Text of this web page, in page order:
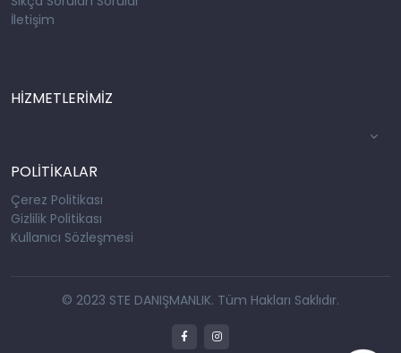
İletişim
HİZMETLERİMİZ
POLİTİKALAR
Çerez Politikası
Gizlilik Politikası
Kullanıcı Sözleşmesi
© 2023 STE DANIŞMANLIK. Tüm Hakları Saklıdır.